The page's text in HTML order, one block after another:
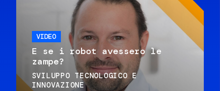
VIDEO
E se i robot avessero le
zampe?
SVILUPPO TECNOLOGICO E
INNOVAZIONE